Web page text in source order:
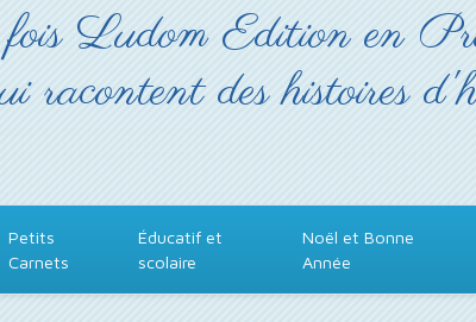
Ludom Edition en
racontent des histoires
Petits
Carnets
Éducatif et
scolaire
Noël et Bonne
Année